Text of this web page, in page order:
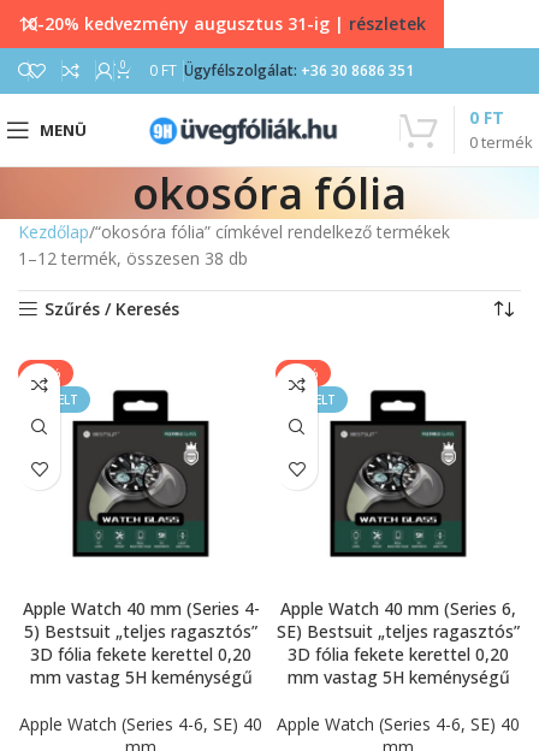
0 0 FT Ügyfélszolgálat: +36 30 8686 351
MENÜ
0termék
0 FT
okosóra fólia
Kezdőlap “okosóra fólia” címkével rendelkező termékek
1–12 termék, összesen 38 db
Szűrés / Keresés
-40%
KIEMELT
Apple Watch 40 mm (Series 4-
5) Bestsuit „teljes ragasztós”
3D fólia fekete kerettel 0,20
mm vastag 5H keménységű
Apple Watch (Series 4-6, SE) 40
-40%
KIEMELT
Apple Watch 40 mm (Series 6,
SE) Bestsuit „teljes ragasztós”
3D fólia fekete kerettel 0,20
mm vastag 5H keménységű
Apple Watch (Series 4-6, SE) 40
10-20% kedvezmény augusztus 31-ig | részletek